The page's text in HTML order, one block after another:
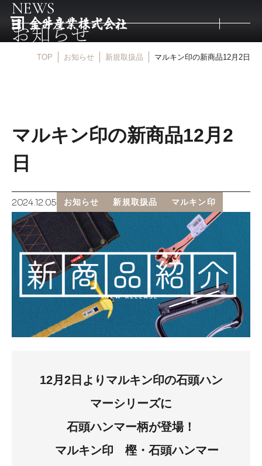
取扱メーカー
マルキン印
庖斬巴
お知らせ
採用情報
お問い合わせはこちら
NEWS
お知らせ
TOP お知らせ 新規取扱品 マルキン印の新商品12月2日
マルキン印の新商品12月2
日
2024.12.05 お知らせ 新規取扱品 マルキン印
12月2日よりマルキン印の石頭ハン
マーシリーズに
石頭ハンマー柄が登場！
マルキン印 樫・石頭ハンマー